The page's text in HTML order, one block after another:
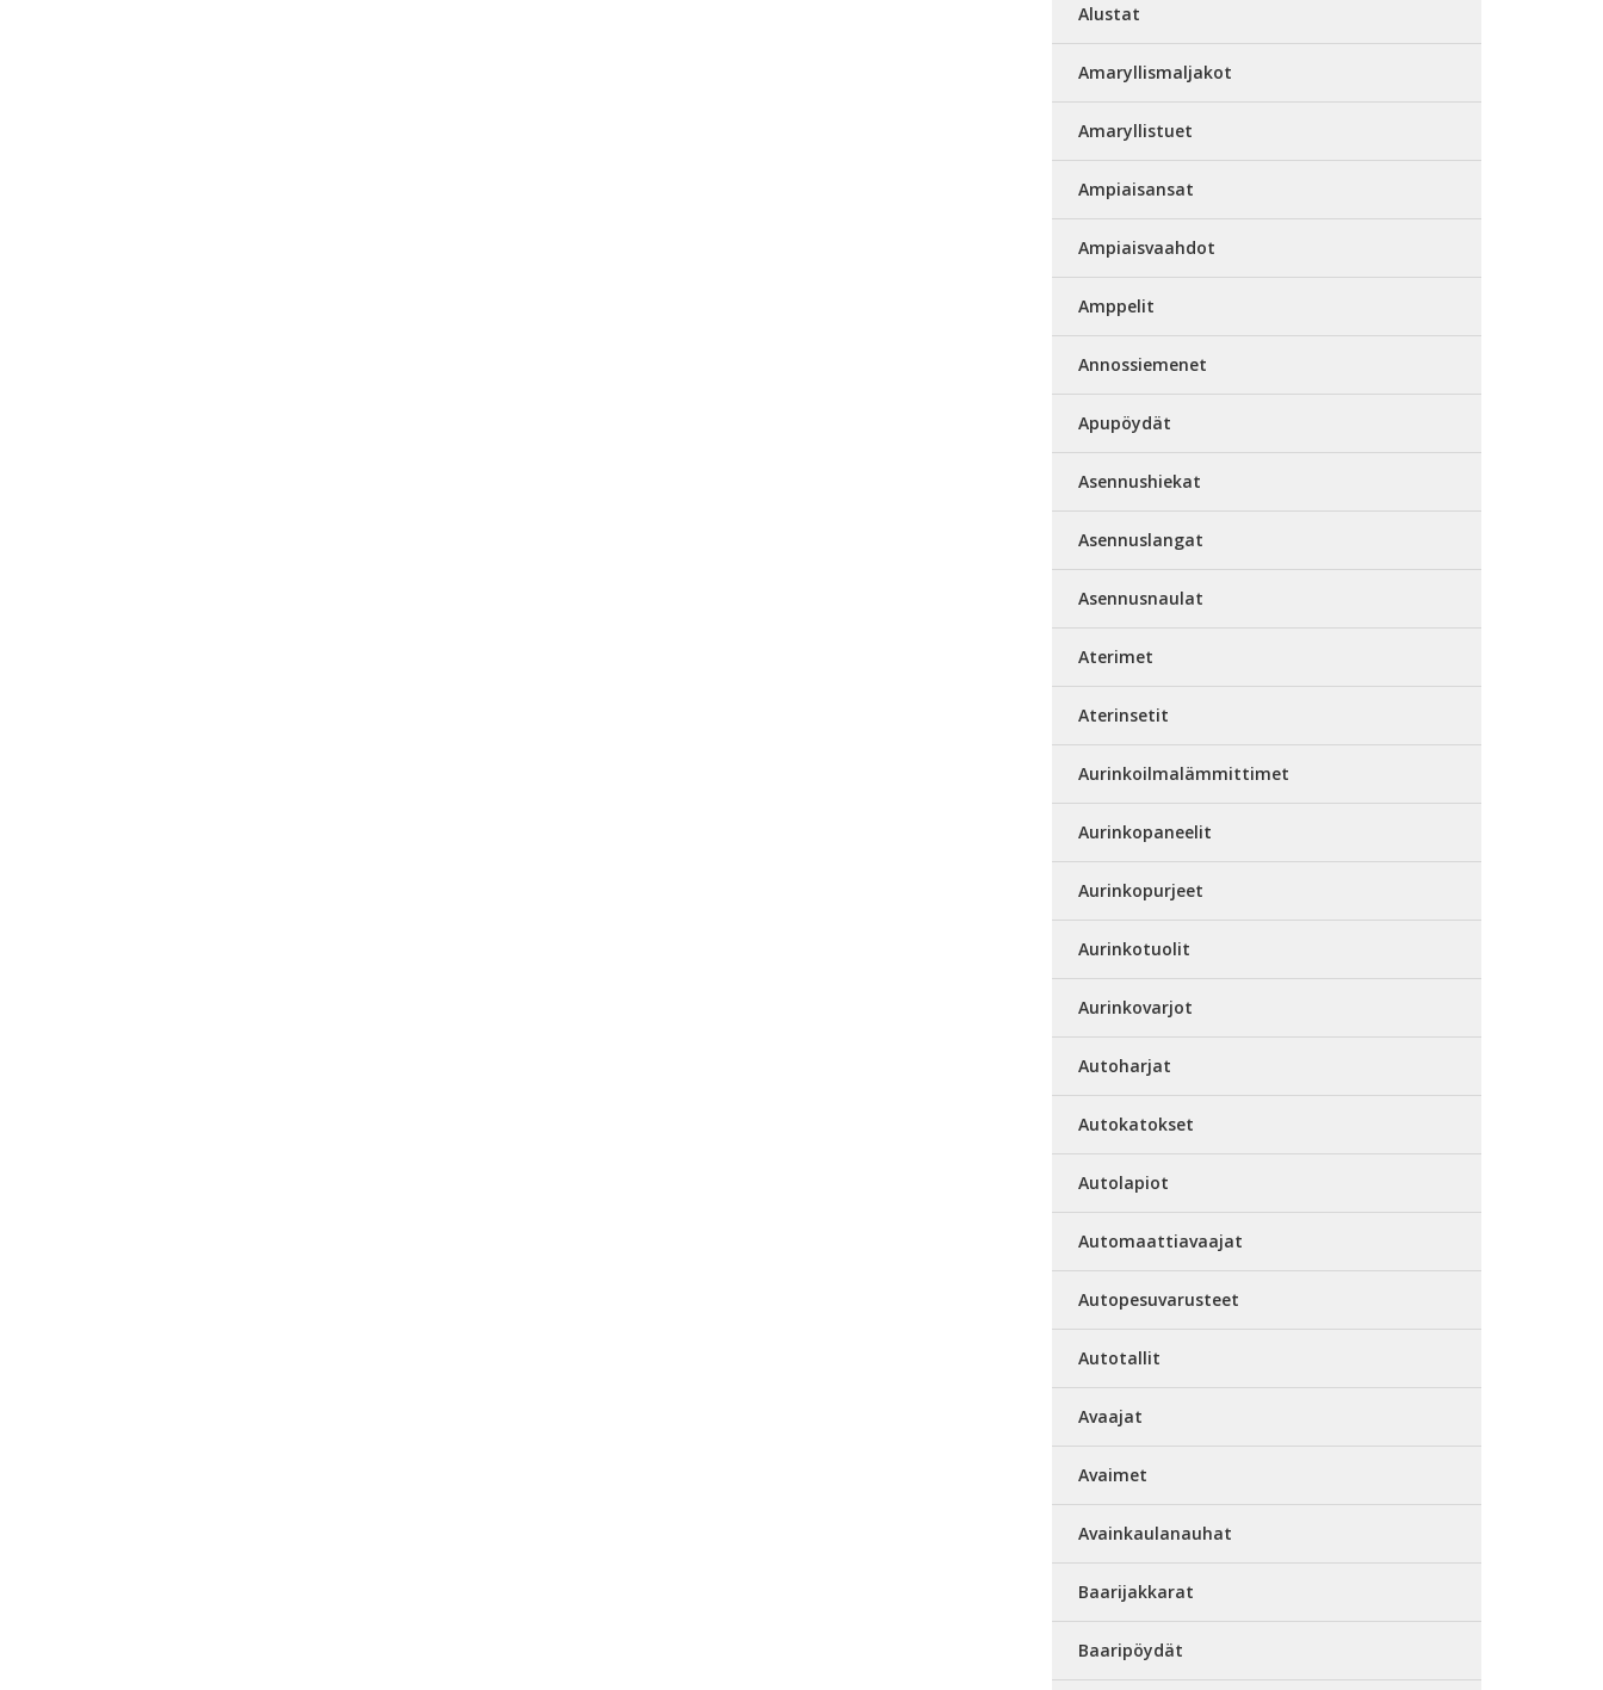
Alustat
Amaryllismaljakot
Amaryllistuet
Ampiaisansat
Ampiaisvaahdot
Amppelit
Annossiemenet
Apupöydät
Asennushiekat
Asennuslangat
Asennusnaulat
Aterimet
Aterinsetit
Aurinkoilmalämmittimet
Aurinkopaneelit
Aurinkopurjeet
Aurinkotuolit
Aurinkovarjot
Autoharjat
Autokatokset
Autolapiot
Automaattiavaajat
Autopesuvarusteet
Autotallit
Avaajat
Avaimet
Avainkaulanauhat
Baarijakkarat
Baaripöydät